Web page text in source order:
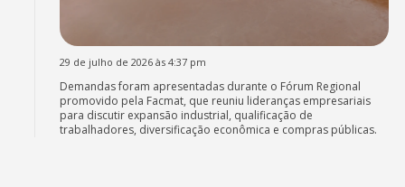
29 de julho de 2026 às 4:37 pm
Demandas foram apresentadas durante o Fórum Regional
promovido pela Facmat, que reuniu lideranças empresariais
para discutir expansão industrial, qualificação de
trabalhadores, diversificação econômica e compras públicas.